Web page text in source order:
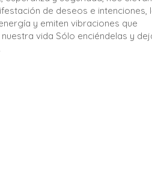
de deseos e intenciones,
y emiten vibraciones que
vida Sólo enciéndelas y